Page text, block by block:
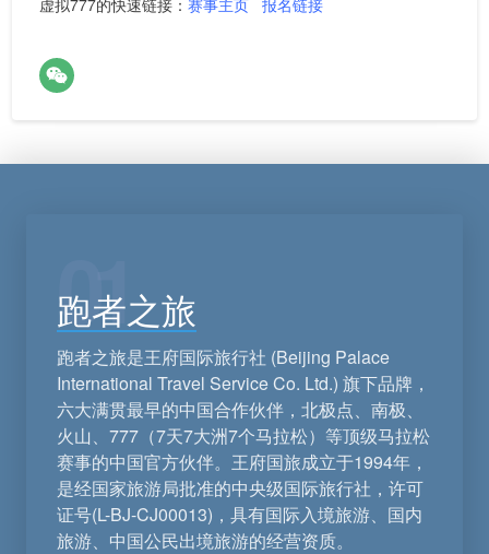
虚拟777的快速链接：赛事主页 报名链接
01
跑者之旅
跑者之旅是王府国际旅行社 (Beijing Palace
International Travel Service Co. Ltd.) 旗下品牌，
六大满贯最早的中国合作伙伴，北极点、南极、
火山、777（7天7大洲7个马拉松）等顶级马拉松
赛事的中国官方伙伴。王府国旅成立于1994年，
是经国家旅游局批准的中央级国际旅行社，许可
证号(L-BJ-CJ00013)，具有国际入境旅游、国内
旅游、中国公民出境旅游的经营资质。